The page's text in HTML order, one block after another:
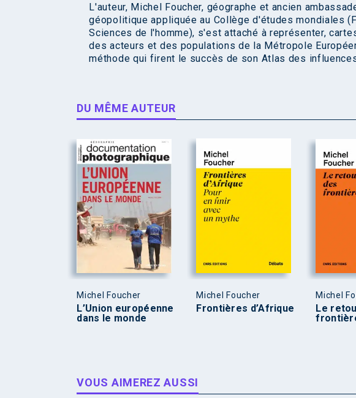
L'auteur, Michel Foucher, géographe et ancien
géopolitique appliquée au Collège d'études mondiales
Sciences de l'homme), s'est attaché à représenter,
des acteurs et des populations de la Métropole
méthode qui firent le succès de son Atlas des
DU MÊME AUTEUR
Michel Foucher
L’Union européenne
dans le monde
Michel Foucher
Frontières d’Afrique
Michel
Le
VOUS AIMEREZ AUSSI